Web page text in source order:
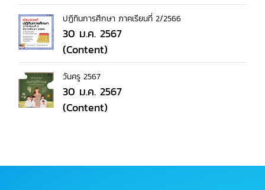
ปฏิทินการศึกษา ภาคเรียนที่ 2/2566
30 ม.ค. 2567
(Content)
วันครู 2567
30 ม.ค. 2567
(Content)